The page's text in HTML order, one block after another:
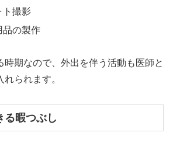
ト撮影
品の製作
時期なので、外出を伴う活動も医師と
られます。
る暇つぶし